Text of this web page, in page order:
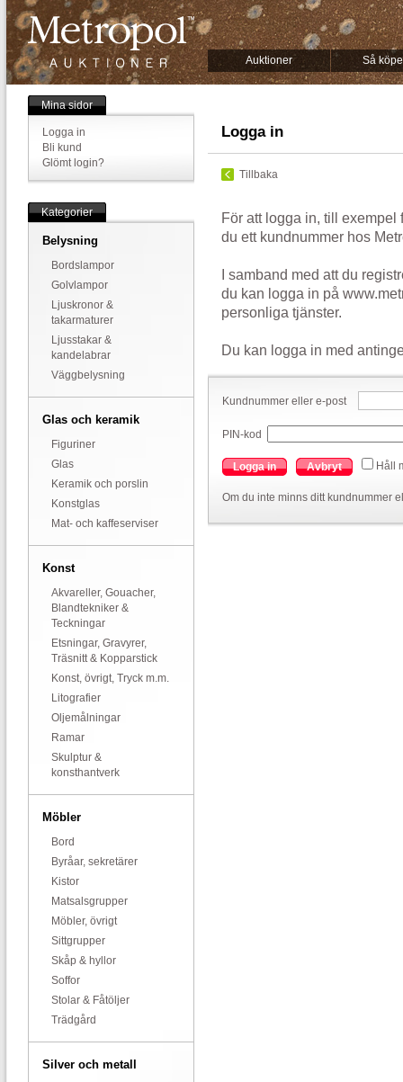
Auktioner Så
Mina sidor
Logga in
Bli kund
Glömt login?
Kategorier
Belysning
Bordslampor
Golvlampor
Ljuskronor &
takarmaturer
Ljusstakar &
kandelabrar
Väggbelysning
Glas och keramik
Figuriner
Glas
Keramik och porslin
Konstglas
Mat- och kaffeserviser
Konst
Akvareller, Gouacher,
Blandtekniker &
Teckningar
Etsningar, Gravyrer,
Träsnitt & Kopparstick
Konst, övrigt, Tryck m.m.
Litografier
Oljemålningar
Ramar
Skulptur &
konsthantverk
Möbler
Bord
Byråar, sekretärer
Kistor
Matsalsgrupper
Möbler, övrigt
Sittgrupper
Skåp & hyllor
Soffor
Stolar & Fåtöljer
Trädgård
Silver och metall
Logga in
Tillbaka
För att logga in, till exempel
du ett kundnummer hos
I samband med att du
du kan logga in på
personliga tjänster.
Du kan logga in med
Kundnummer eller e-post
PIN-kod
Logga in Avbryt Håll
Om du inte minns ditt kundnummer